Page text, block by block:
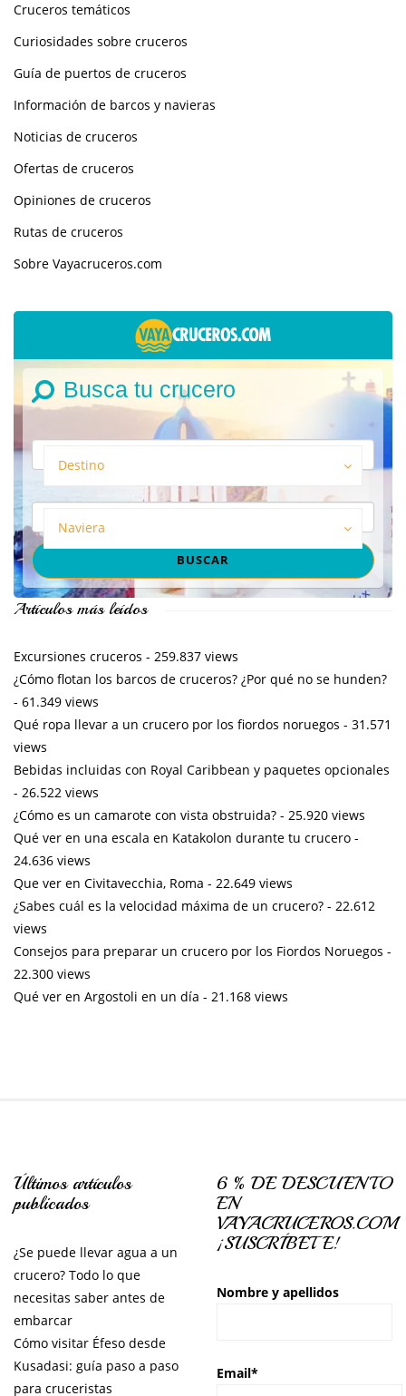
Cruceros temáticos
Curiosidades sobre cruceros
Guía de puertos de cruceros
Información de barcos y navieras
Noticias de cruceros
Ofertas de cruceros
Opiniones de cruceros
Rutas de cruceros
Sobre Vayacruceros.com
Busca tu crucero
Destino
Naviera
Artículos más leídos
Excursiones cruceros - 259.837 views
¿Cómo flotan los barcos de cruceros? ¿Por qué no se hunden?
- 61.349 views
Qué ropa llevar a un crucero por los fiordos noruegos - 31.571
views
Bebidas incluidas con Royal Caribbean y paquetes opcionales
- 26.522 views
¿Cómo es un camarote con vista obstruida? - 25.920 views
Qué ver en una escala en Katakolon durante tu crucero -
24.636 views
Que ver en Civitavecchia, Roma - 22.649 views
¿Sabes cuál es la velocidad máxima de un crucero? - 22.612
views
Consejos para preparar un crucero por los Fiordos Noruegos -
22.300 views
Qué ver en Argostoli en un día - 21.168 views
Últimos artículos
publicados
¿Se puede llevar agua a un
crucero? Todo lo que
necesitas saber antes de
embarcar
Cómo visitar Éfeso desde
Kusadasi: guía paso a paso
para cruceristas
6 % DE DESCUENTO
EN
VAYACRUCEROS.COM
¡SUSCRÍBETE!
Nombre y apellidos
Email*